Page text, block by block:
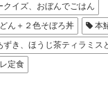
クイズ、おぼんでごはん
ん＋２色そぼろ丼
本
ずき、ほうじ茶ティラミス
定食